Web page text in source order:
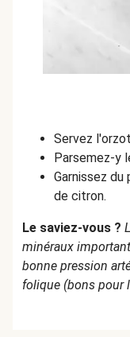
Servez
Parsemez-y
Garnissez
de citron.
Le saviez-vous ?
minéraux
bonne pression
folique (bons pour